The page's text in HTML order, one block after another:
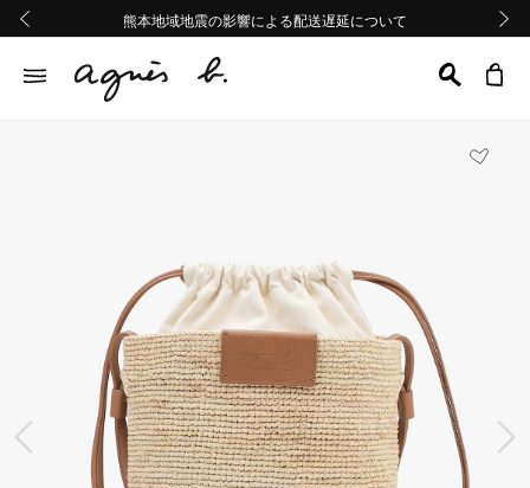
熊本地域地震の影響による配送遅延について
Summer Sale 2buy10%OFF!!
熊本地域地震の影響による配送遅延について
Summer Sale 2buy10%OFF!!
前の画像